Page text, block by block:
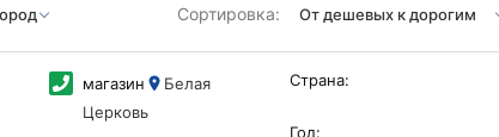
Сортировка:
магазин
Белая
Церковь
Страна:
Год: